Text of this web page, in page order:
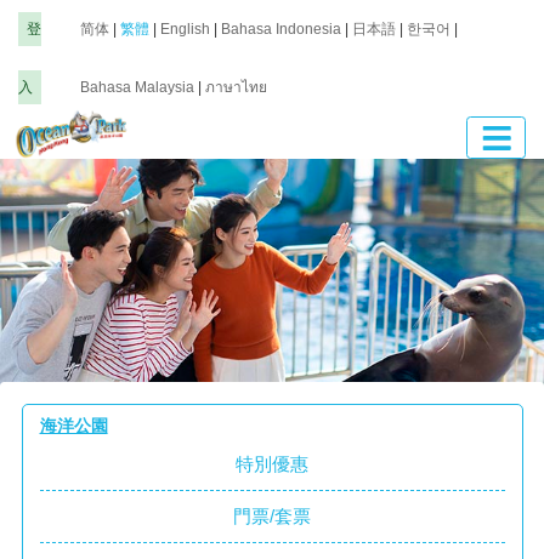
登
入
简体 繁體 English Bahasa Indonesia 日本語 한국어
Bahasa Malaysia ภาษาไทย
海洋公園
特別優惠
門票/套票